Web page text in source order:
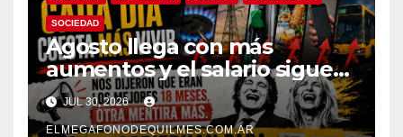
SOCIEDAD
Agosto llega con más
aumentos y el salario sigue
perdiendo: el ajuste no lo
paga la casta
JUL 30, 2026
ELMEGAFONODEQUILMES.COM.AR